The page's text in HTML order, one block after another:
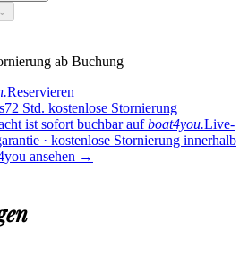
⌄
ab Buchung
Reservieren
72 Std. kostenlose Stornierung
ist sofort buchbar auf boat4you.Live-
· kostenlose Stornierung innerhalb
ansehen →